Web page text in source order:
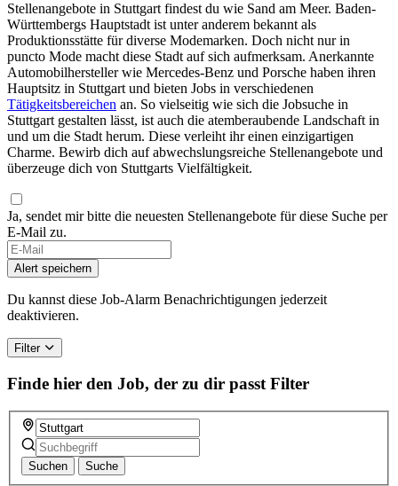
Stellenangebote in Stuttgart findest du wie Sand am Meer. Baden-
Württembergs Hauptstadt ist unter anderem bekannt als
Produktionsstätte für diverse Modemarken. Doch nicht nur in
puncto Mode macht diese Stadt auf sich aufmerksam. Anerkannte
Automobilhersteller wie Mercedes-Benz und Porsche haben ihren
Hauptsitz in Stuttgart und bieten Jobs in verschiedenen
Tätigkeitsbereichen an. So vielseitig wie sich die Jobsuche in
Stuttgart gestalten lässt, ist auch die atemberaubende Landschaft in
und um die Stadt herum. Diese verleiht ihr einen einzigartigen
Charme. Bewirb dich auf abwechslungsreiche Stellenangebote und
überzeuge dich von Stuttgarts Vielfältigkeit.
Ja, sendet mir bitte die neuesten Stellenangebote für diese Suche per
E-Mail zu.
Alert speichern
Du kannst diese Job-Alarm Benachrichtigungen jederzeit
deaktivieren.
Filter
Finde hier den Job, der zu dir passt Filter
Suchen Suche